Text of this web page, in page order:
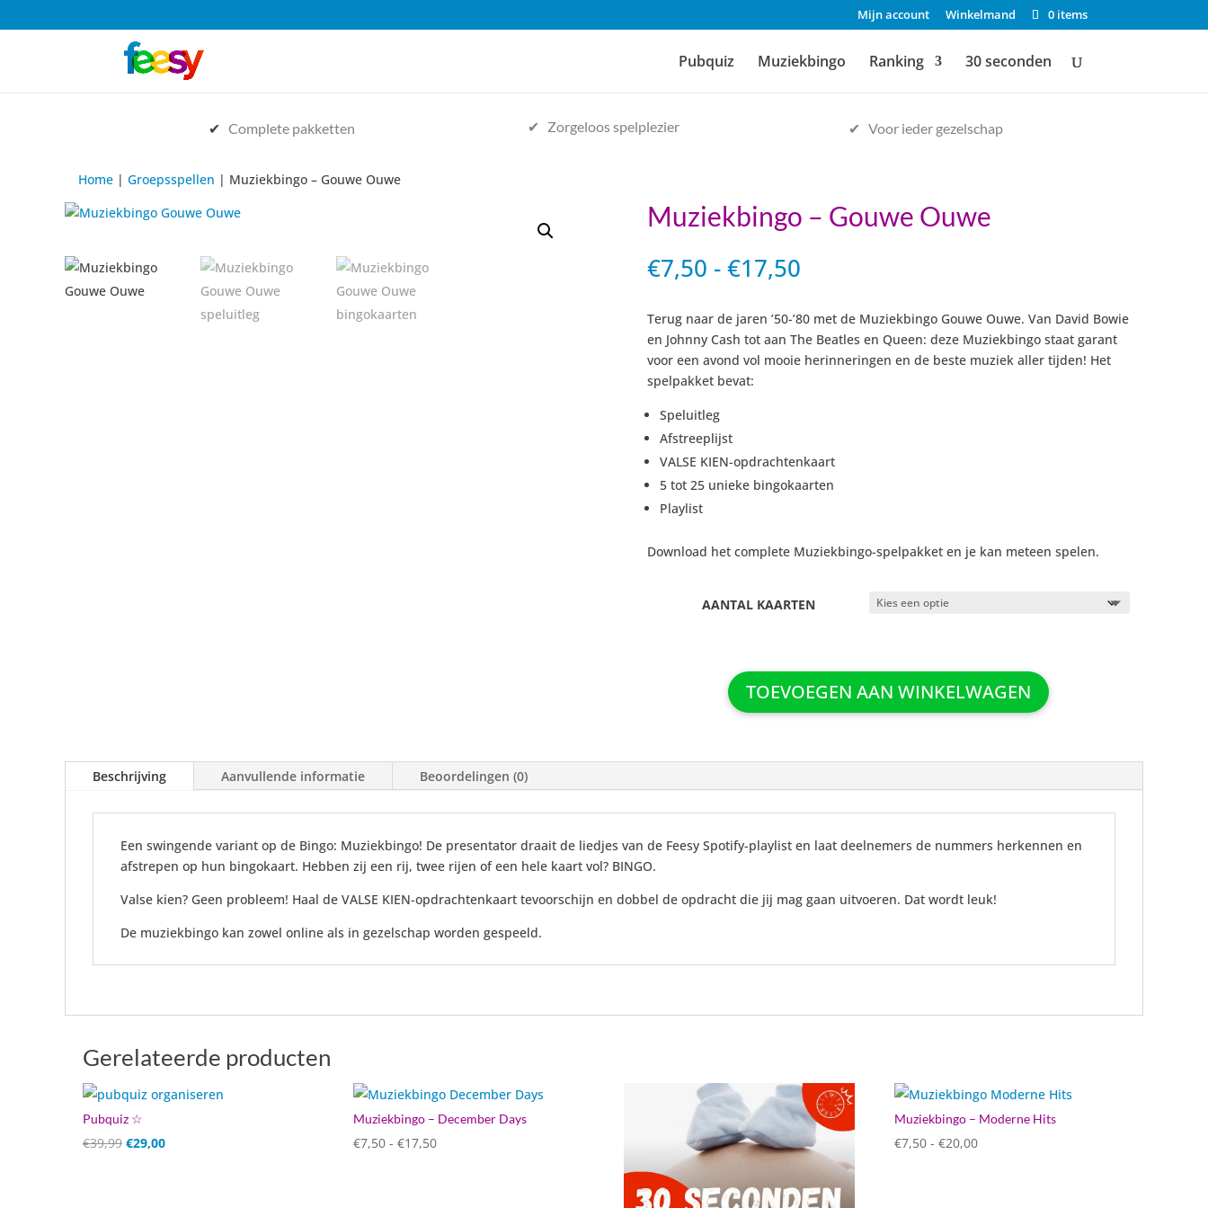
Mijn account Winkelmand 0 items
Pubquiz Muziekbingo Ranking 30 seconden
✔ Complete pakketten ✔ Zorgeloos spelplezier ✔ Voor ieder gezelschap
Home | Groepsspellen | Muziekbingo – Gouwe Ouwe
Muziekbingo – Gouwe Ouwe
€7,50 -€17,50
tot
€17,50
Terug naar de jaren ’50-’80 met de Muziekbingo Gouwe Ouwe. Van David Bowie
en Johnny Cash tot aan The Beatles en Queen: deze Muziekbingo staat garant
voor een avond vol mooie herinneringen en de beste muziek aller tijden! Het
spelpakket bevat:
Speluitleg
Afstreeplijst
VALSE KIEN-opdrachtenkaart
5 tot 25 unieke bingokaarten
Playlist
Download het complete Muziekbingo-spelpakket en je kan meteen spelen.
AANTAL KAARTEN
TOEVOEGEN AAN WINKELWAGEN
Beschrijving Aanvullende informatie Beoordelingen (0)
Een swingende variant op de Bingo: Muziekbingo! De presentator draait de liedjes van de Feesy Spotify-playlist en laat deelnemers de nummers herkennen en
afstrepen op hun bingokaart. Hebben zij een rij, twee rijen of een hele kaart vol? BINGO.
Valse kien? Geen probleem! Haal de VALSE KIEN-opdrachtenkaart tevoorschijn en dobbel de opdracht die jij mag gaan uitvoeren. Dat wordt leuk!
De muziekbingo kan zowel online als in gezelschap worden gespeeld.
Gerelateerde producten
Aanbieding!
Pubquiz ☆
€39,99 Oorspronkelijke
€29,00Huidige
Muziekbingo – December Days
€7,50 - €17,50Prijsklasse:
Muziekbingo – Moderne Hits
€7,50 - €20,00Prijsklasse: